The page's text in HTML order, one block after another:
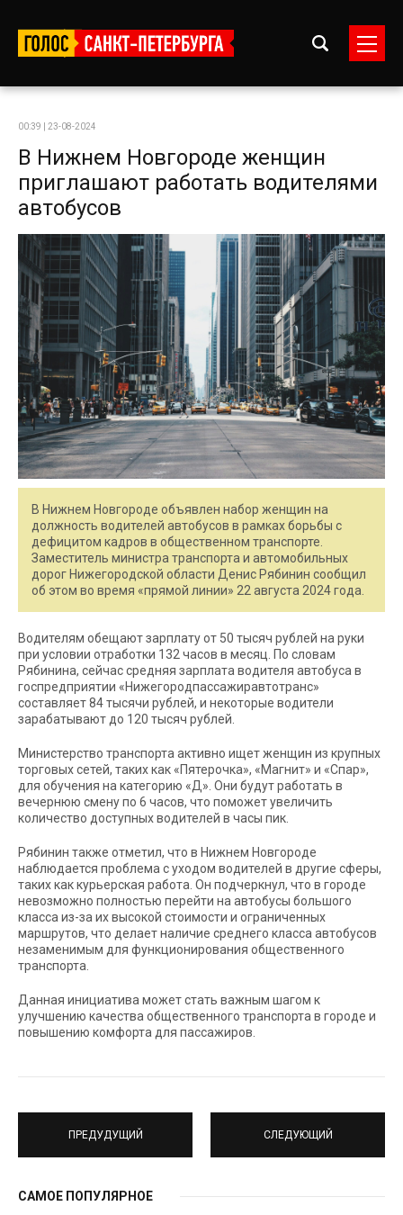
00:39 | 23-08-2024
В Нижнем Новгороде женщин
приглашают работать водителями
автобусов
В Нижнем Новгороде объявлен набор женщин на
должность водителей автобусов в рамках борьбы с
дефицитом кадров в общественном транспорте.
Заместитель министра транспорта и автомобильных
дорог Нижегородской области Денис Рябинин сообщил
об этом во время «прямой линии» 22 августа 2024 года.
Водителям обещают зарплату от 50 тысяч рублей на руки
при условии отработки 132 часов в месяц. По словам
Рябинина, сейчас средняя зарплата водителя автобуса в
госпредприятии «Нижегородпассажиравтотранс»
составляет 84 тысячи рублей, и некоторые водители
зарабатывают до 120 тысяч рублей.
Министерство транспорта активно ищет женщин из крупных
торговых сетей, таких как «Пятерочка», «Магнит» и «Спар»,
для обучения на категорию «Д». Они будут работать в
вечернюю смену по 6 часов, что поможет увеличить
количество доступных водителей в часы пик.
Рябинин также отметил, что в Нижнем Новгороде
наблюдается проблема с уходом водителей в другие сферы,
таких как курьерская работа. Он подчеркнул, что в городе
невозможно полностью перейти на автобусы большого
класса из-за их высокой стоимости и ограниченных
маршрутов, что делает наличие среднего класса автобусов
незаменимым для функционирования общественного
транспорта.
Данная инициатива может стать важным шагом к
улучшению качества общественного транспорта в городе и
повышению комфорта для пассажиров.
ПРЕДУДУЩИЙ СЛЕДУЮЩИЙ
САМОЕ ПОПУЛЯРНОЕ